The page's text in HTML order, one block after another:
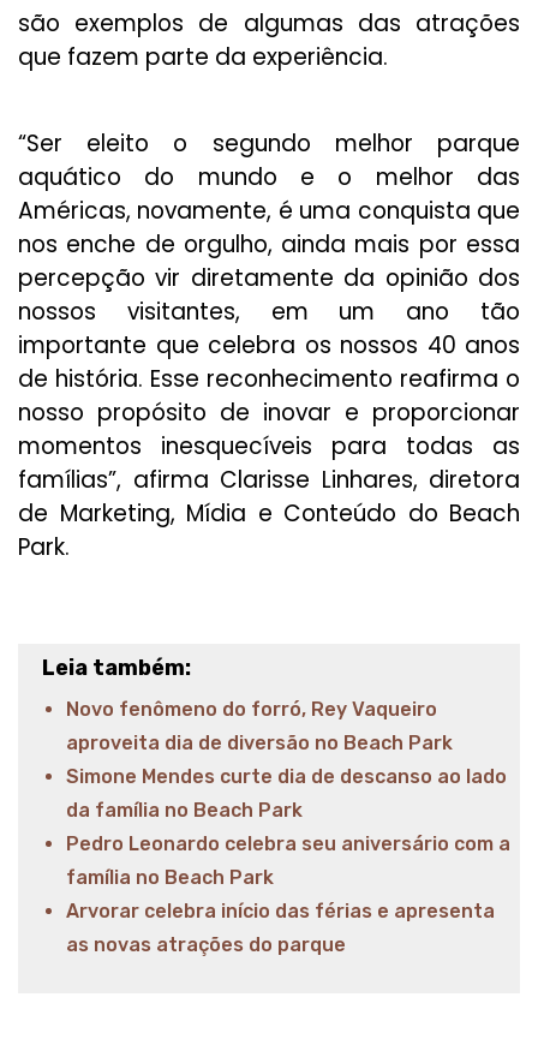
são exemplos de algumas das atrações
que fazem parte da experiência.
“Ser eleito o segundo melhor parque
aquático do mundo e o melhor das
Américas, novamente, é uma conquista que
nos enche de orgulho, ainda mais por essa
percepção vir diretamente da opinião dos
nossos visitantes, em um ano tão
importante que celebra os nossos 40 anos
de história. Esse reconhecimento reafirma o
nosso propósito de inovar e proporcionar
momentos inesquecíveis para todas as
famílias”, afirma Clarisse Linhares, diretora
de Marketing, Mídia e Conteúdo do Beach
Park.
Leia também:
Novo fenômeno do forró, Rey Vaqueiro
aproveita dia de diversão no Beach Park
Simone Mendes curte dia de descanso ao lado
da família no Beach Park
Pedro Leonardo celebra seu aniversário com a
família no Beach Park
Arvorar celebra início das férias e apresenta
as novas atrações do parque